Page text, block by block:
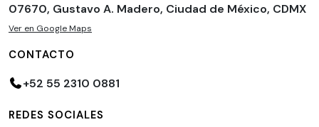
07670, Gustavo A. Madero, Ciudad de México, CDMX
Ver en Google Maps
CONTACTO
+52 55 2310 0881
REDES SOCIALES